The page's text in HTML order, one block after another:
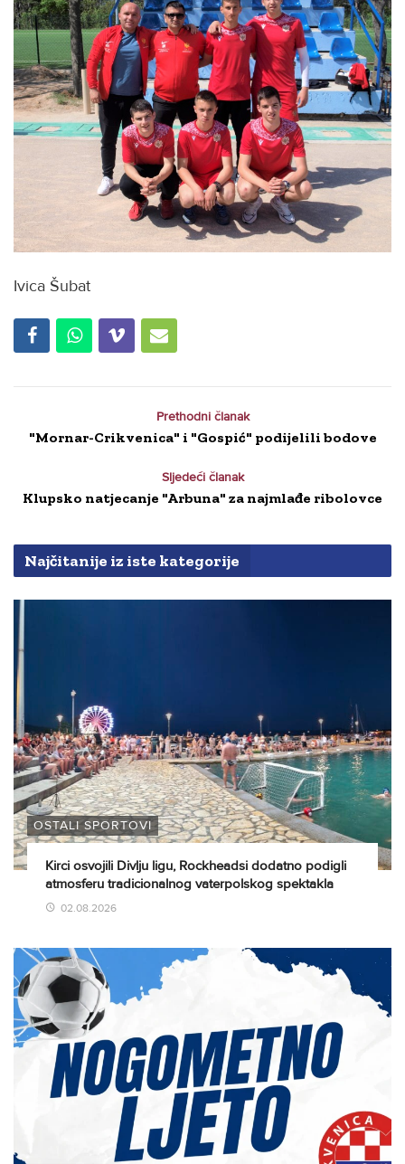
Ivica Šubat
Prethodni članak
"Mornar-Crikvenica" i "Gospić" podijelili bodove
Sljedeći članak
Klupsko natjecanje "Arbuna" za najmlađe ribolovce
Najčitanije iz iste kategorije
OSTALI SPORTOVI
Kirci osvojili Divlju ligu, Rockheadsi dodatno podigli
atmosferu tradicionalnog vaterpolskog spektakla
02.08.2026